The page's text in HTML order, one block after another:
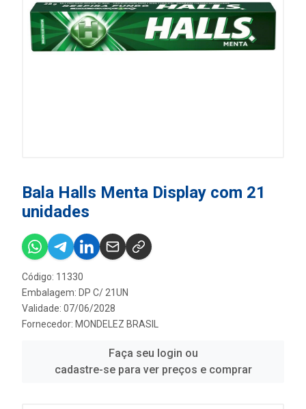
Bala Halls Menta Display com 21
unidades
Código: 11330
Embalagem: DP C/ 21UN
Validade: 07/06/2028
Fornecedor: MONDELEZ BRASIL
Faça seu login ou
cadastre-se para ver preços e comprar